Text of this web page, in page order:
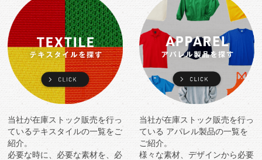
当社が在庫ストック販売を行っ
ているテキスタイルの一覧をご
紹介。
必要な時に、必要な素材を、必
当社が在庫ストック販売を行っ
ている アパレル製品の一覧を
ご紹介。
様々な素材、デザインから必要